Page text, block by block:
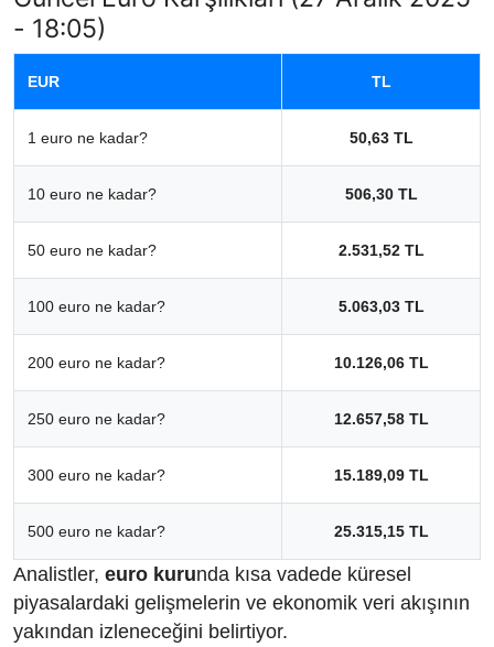
- 18:05)
EUR TL
1 euro ne kadar? 50,63 TL
10 euro ne kadar? 506,30 TL
50 euro ne kadar? 2.531,52 TL
100 euro ne kadar? 5.063,03 TL
200 euro ne kadar? 10.126,06 TL
250 euro ne kadar? 12.657,58 TL
300 euro ne kadar? 15.189,09 TL
500 euro ne kadar? 25.315,15 TL
Analistler, euro kurunda kısa vadede küresel
piyasalardaki gelişmelerin ve ekonomik veri akışının
yakından izleneceğini belirtiyor.